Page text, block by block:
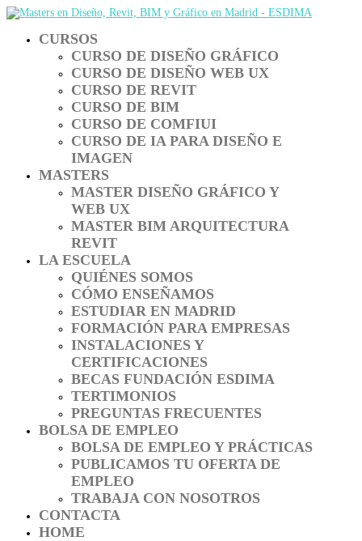
CURSOS
CURSO DE DISEÑO GRÁFICO
CURSO DE DISEÑO WEB UX
CURSO DE REVIT
CURSO DE BIM
CURSO DE COMFIUI
CURSO DE IA PARA DISEÑO E
IMAGEN
MASTERS
MASTER DISEÑO GRÁFICO Y
WEB UX
MASTER BIM ARQUITECTURA
REVIT
LA ESCUELA
QUIÉNES SOMOS
CÓMO ENSEÑAMOS
ESTUDIAR EN MADRID
FORMACIÓN PARA EMPRESAS
INSTALACIONES Y
CERTIFICACIONES
BECAS FUNDACIÓN ESDIMA
TERTIMONIOS
PREGUNTAS FRECUENTES
BOLSA DE EMPLEO
BOLSA DE EMPLEO Y PRÁCTICAS
PUBLICAMOS TU OFERTA DE
EMPLEO
TRABAJA CON NOSOTROS
CONTACTA
HOME